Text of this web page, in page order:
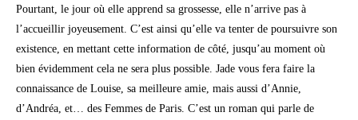
Pourtant, le jour où elle apprend sa grossesse, elle n’arrive pas à
l’accueillir joyeusement. C’est ainsi qu’elle va tenter de poursuivre son
existence, en mettant cette information de côté, jusqu’au moment où
bien évidemment cela ne sera plus possible. Jade vous fera faire la
connaissance de Louise, sa meilleure amie, mais aussi d’Annie,
d’Andréa, et… des Femmes de Paris. C’est un roman qui parle de